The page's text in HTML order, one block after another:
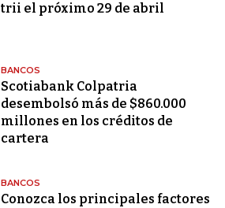
trii el próximo 29 de abril
BANCOS
Scotiabank Colpatria
desembolsó más de $860.000
millones en los créditos de
cartera
BANCOS
Conozca los principales factores